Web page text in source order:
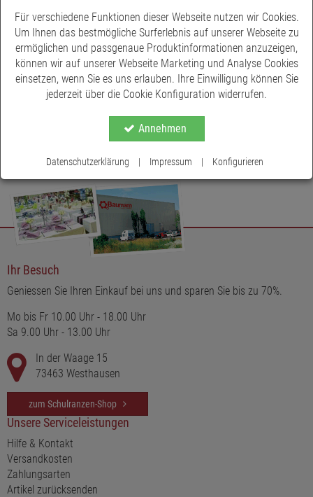
Ihr Besuch
Geniessen Sie Ihren Einkauf bei uns und sparen Sie bis zu 70%.
Mo bis Fr 10.00 Uhr - 18.00 Uhr
Sa 9.00 Uhr - 13.00 Uhr
In der Waage 15
73463 Westhausen
zum Schulranzen-Shop
Unsere Serviceleistungen
Hilfe & Kontakt
Versandkosten
Zahlungsarten
Artikel zurücksenden
Für verschiedene Funktionen dieser Webseite nutzen wir Cookies.
Um Ihnen das bestmögliche Surferlebnis auf unserer Webseite zu
ermöglichen und passgenaue Produktinformationen anzuzeigen,
können wir auf unserer Webseite Marketing und Analyse Cookies
einsetzen, wenn Sie es uns erlauben. Ihre Einwilligung können Sie
jederzeit über die Cookie Konfiguration widerrufen.
Annehmen
Datenschutzerklärung | Impressum | Konfigurieren